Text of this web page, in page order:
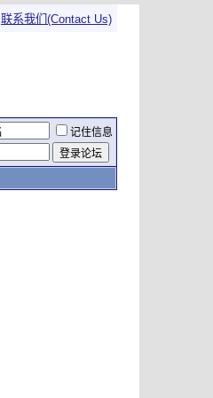
联系我们(Contact Us)
记住信息